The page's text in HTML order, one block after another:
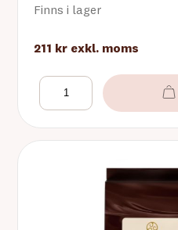
Finns i lager
211 kr exkl. moms